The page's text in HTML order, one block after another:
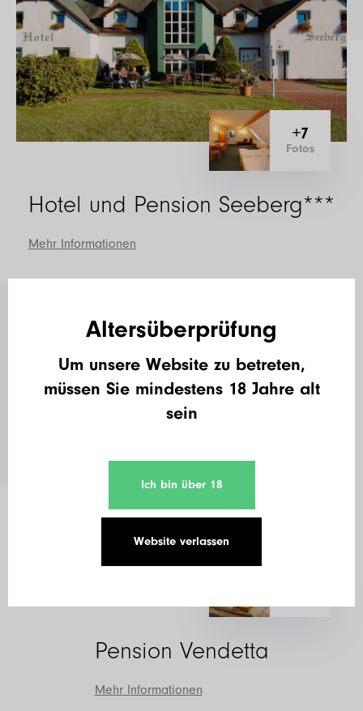
Hotel und Pension Seeberg***
Mehr Informationen
+7
Fotos
Pension Vendetta
Mehr Informationen
Altersüberprüfung
Um unsere Website zu betreten,
müssen Sie mindestens 18 Jahre alt
sein
Ich bin über 18
Website verlassen